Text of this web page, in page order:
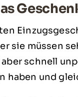
sie müssen
schnell
haben und